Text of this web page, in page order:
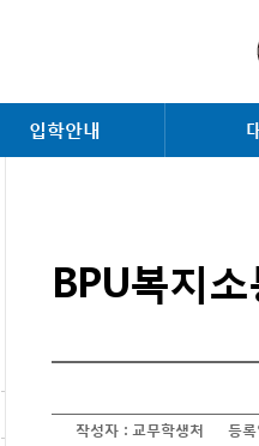
입학안내
BPU복지
작성자 : 교무학생처 등